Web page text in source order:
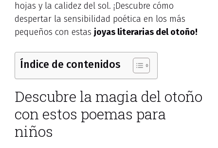
hojas y la calidez del sol. ¡Descubre cómo
despertar la sensibilidad poética en los más
pequeños con estas joyas literarias del otoño!
Índice de contenidos
Descubre la magia del otoño
con estos poemas para
niños